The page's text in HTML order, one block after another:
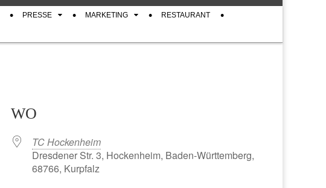
PRESSE MARKETING RESTAURANT
WO
TC Hockenheim
Dresdener Str. 3, Hockenheim, Baden-Württemberg,
68766, Kurpfalz